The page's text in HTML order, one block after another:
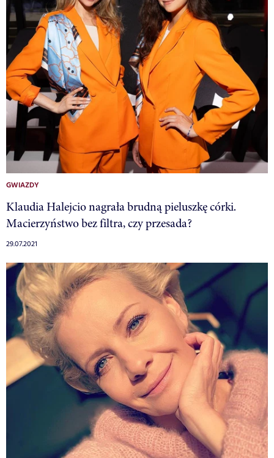
GWIAZDY
Klaudia Halejcio nagrała brudną pieluszkę córki.
Macierzyństwo bez filtra, czy przesada?
29.07.2021